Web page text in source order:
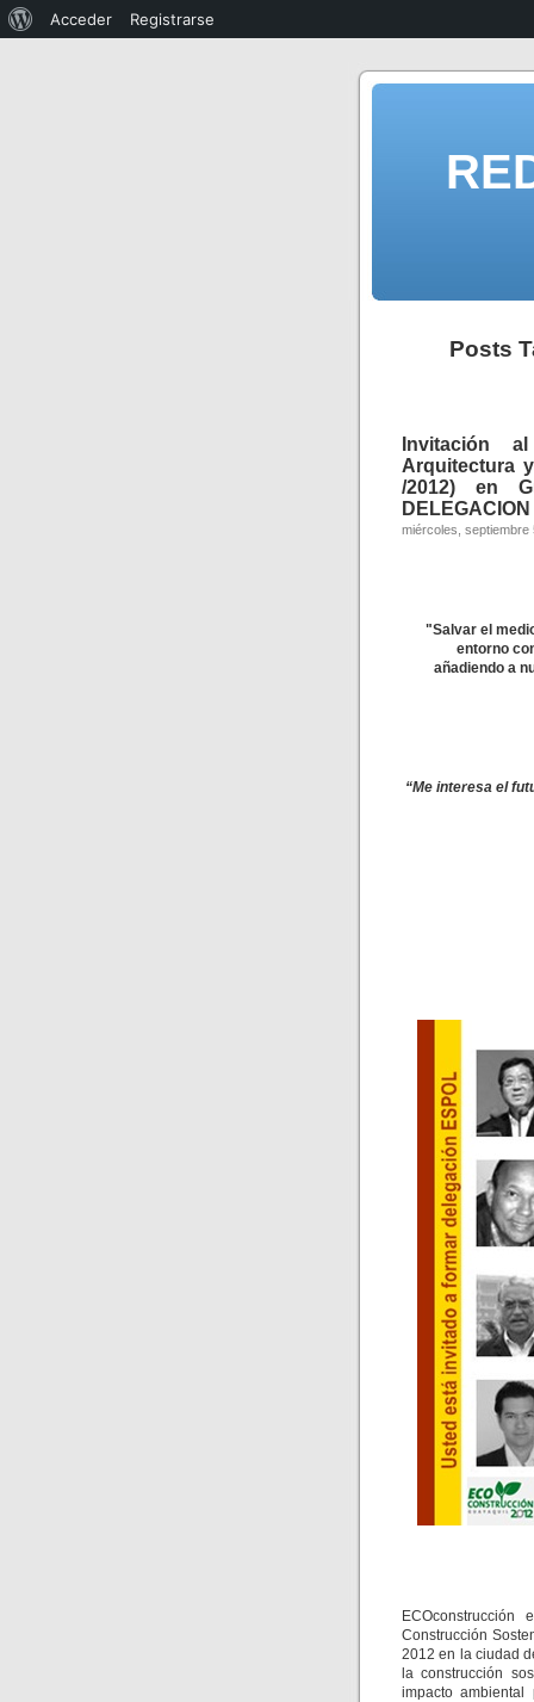
Posts
Invitación
Arquitectura
/2012) en
miércoles, septiembre
"Salvar el
entorno
añadiendo a
“Me interesa el
Construcción
2012 en la ciudad
la construcción
impacto
Acceder Registrarse